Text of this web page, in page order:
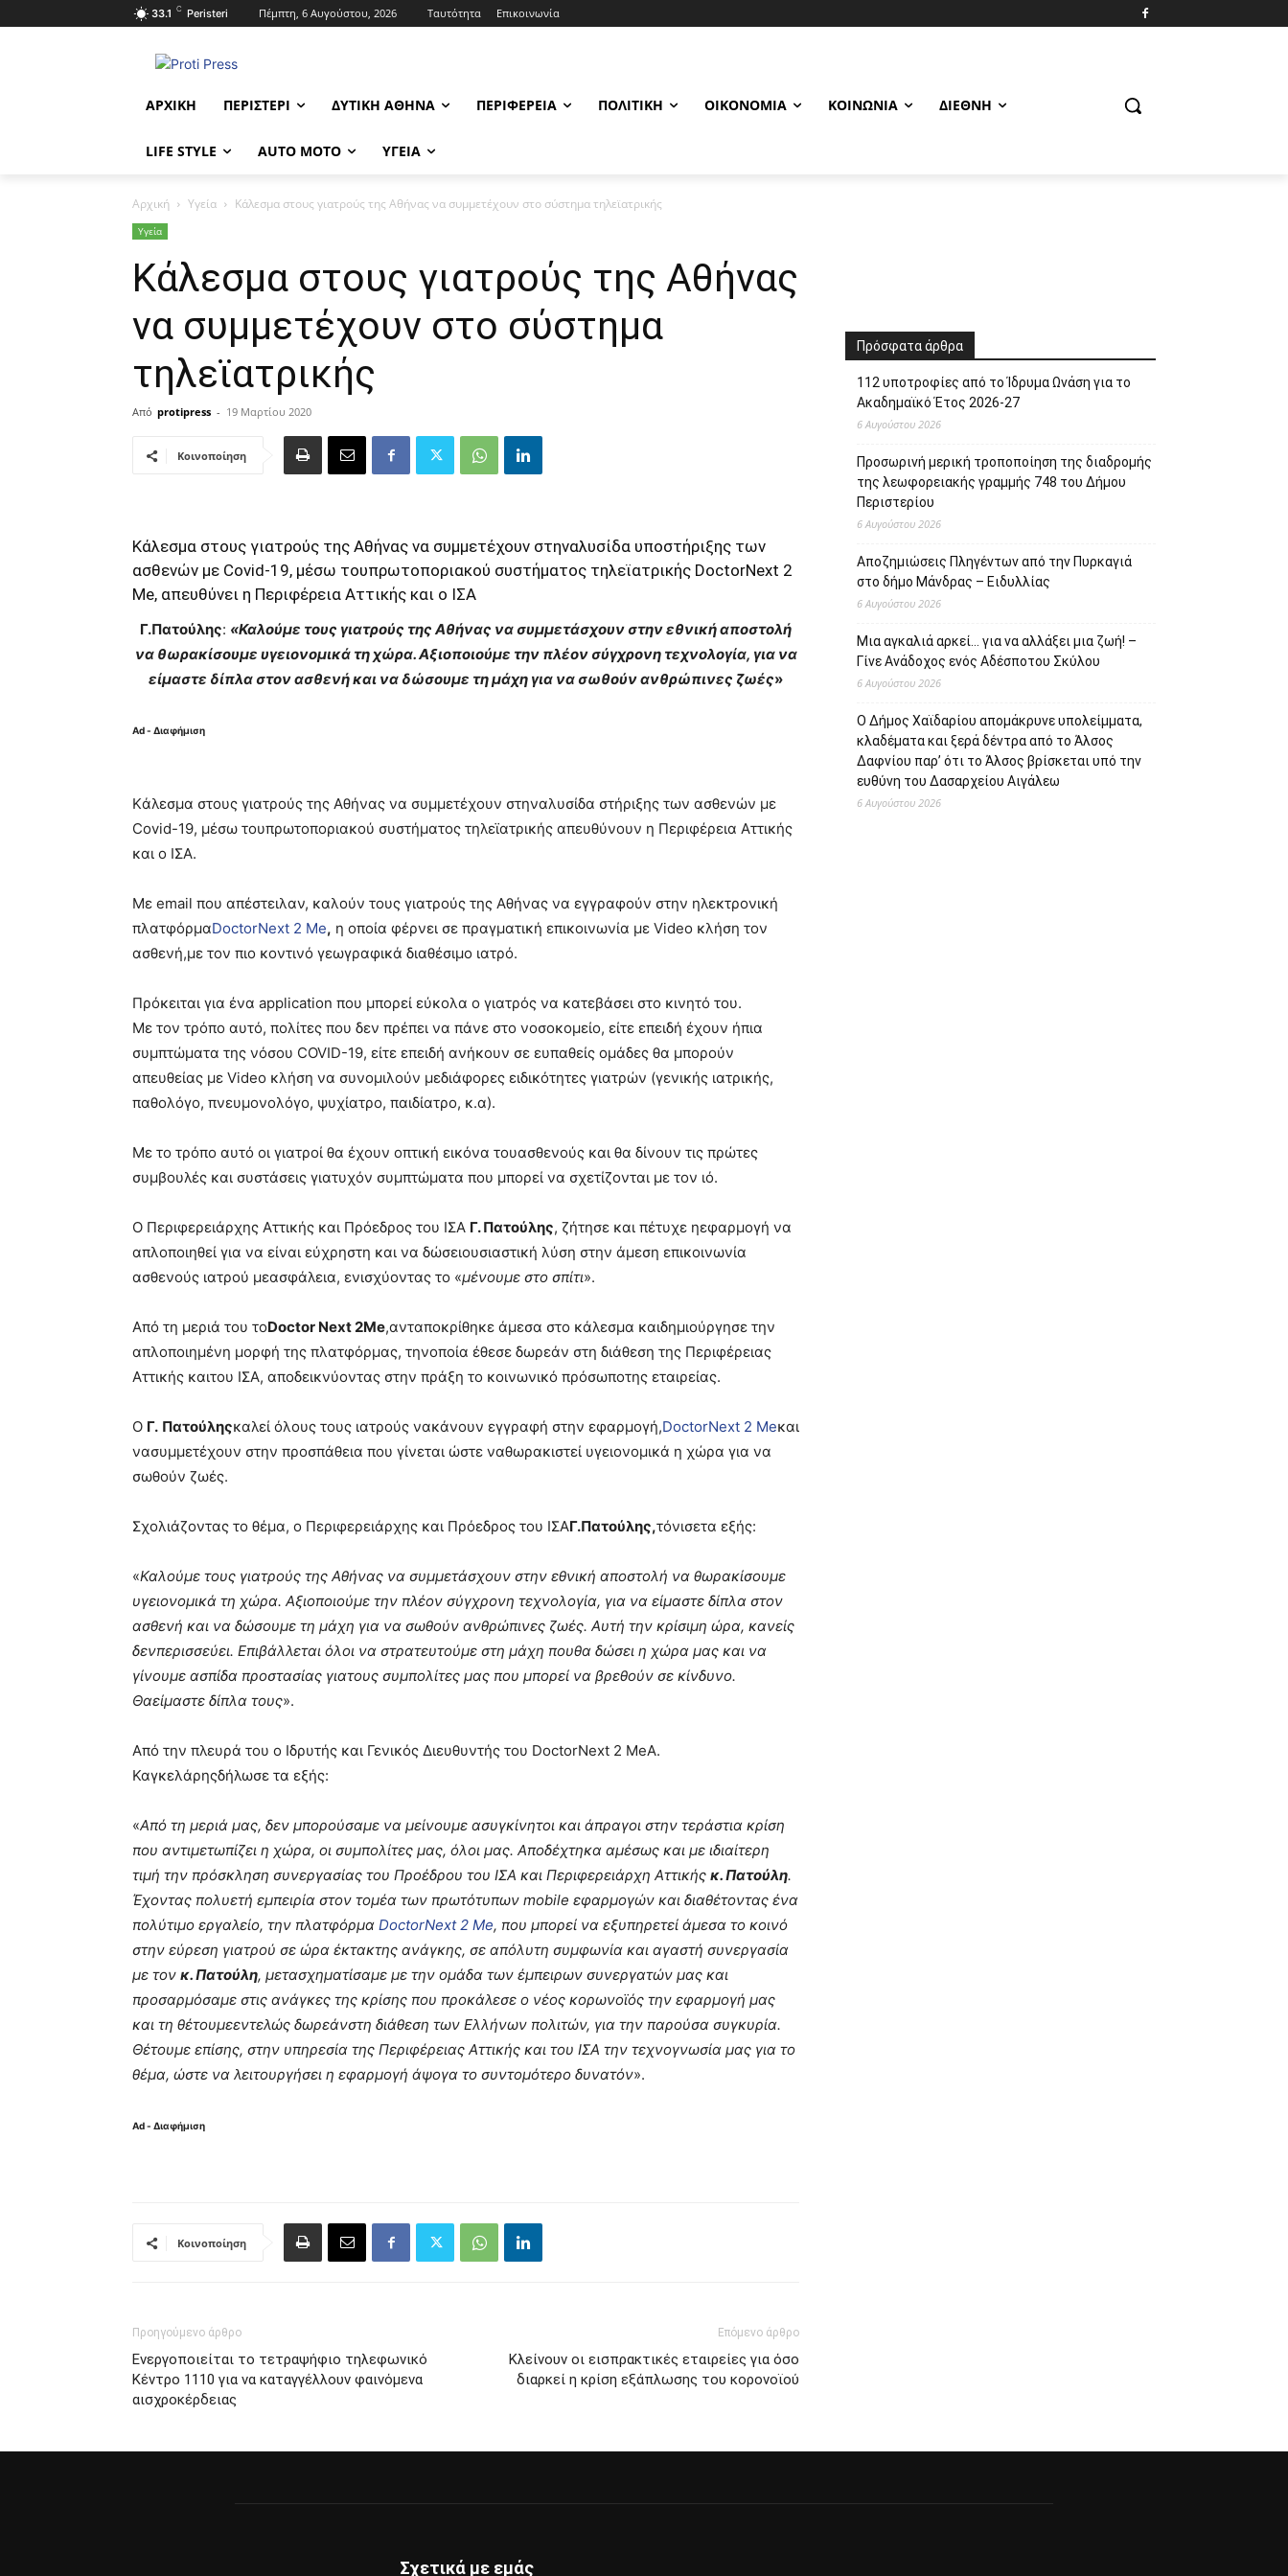
33.1 C Peristeri Πέμπτη, 6 Αυγούστου, 2026 Ταυτότητα Επικοινωνία
ΑΡΧΙΚΉ ΠΕΡΙΣΤΈΡΙ ΔΥΤΙΚΉ ΑΘΉΝΑ ΠΕΡΙΦΈΡΕΙΑ ΠΟΛΙΤΙΚΉ ΟΙΚΟΝΟΜΊΑ ΚΟΙΝΩΝΊΑ ΔΙΕΘΝΉ
LIFE STYLE AUTO MOTO ΥΓΕΊΑ
Αρχική Υγεία Kάλεσμα στους γιατρούς της Αθήνας να συμμετέχουν στο σύστημα τηλεϊατρικής
Υγεία
Kάλεσμα στους γιατρούς της Αθήνας
να συμμετέχουν στο σύστημα
τηλεϊατρικής
Από protipress - 19 Μαρτίου 2020
Κοινοποίηση
Kάλεσμα στους γιατρούς της Αθήνας να συμμετέχουν στηναλυσίδα υποστήριξης των
ασθενών με Covid-19, μέσω τουπρωτοποριακού συστήματος τηλεϊατρικής DoctorNext 2
Me, απευθύνει η Περιφέρεια Αττικής και ο ΙΣΑ
Γ.Πατούλης: «Καλούμε τους γιατρούς της Αθήνας να συμμετάσχουν στην εθνική αποστολή
να θωρακίσουμε υγειονομικά τη χώρα. Αξιοποιούμε την πλέον σύγχρονη τεχνολογία, για να
είμαστε δίπλα στον ασθενή και να δώσουμε τη μάχη για να σωθούν ανθρώπινες ζωές»
Ad - Διαφήμιση
Kάλεσμα στους γιατρούς της Αθήνας να συμμετέχουν στηναλυσίδα στήριξης των ασθενών με
Covid-19, μέσω τουπρωτοποριακού συστήματος τηλεϊατρικής απευθύνουν η Περιφέρεια Αττικής
και ο ΙΣΑ.
Mε email που απέστειλαν, καλούν τους γιατρούς της Αθήνας να εγγραφούν στην ηλεκτρονική
πλατφόρμαDoctorNext 2 Me, η οποία φέρνει σε πραγματική επικοινωνία με Video κλήση τον
ασθενή,με τον πιο κοντινό γεωγραφικά διαθέσιμο ιατρό.
Πρόκειται για ένα application που μπορεί εύκολα ο γιατρός να κατεβάσει στο κινητό του.
Με τον τρόπο αυτό, πολίτες που δεν πρέπει να πάνε στο νοσοκομείο, είτε επειδή έχουν ήπια
συμπτώματα της νόσου COVID-19, είτε επειδή ανήκουν σε ευπαθείς ομάδες θα μπορούν
απευθείας με Video κλήση να συνομιλούν μεδιάφορες ειδικότητες γιατρών (γενικής ιατρικής,
παθολόγο, πνευμονολόγο, ψυχίατρο, παιδίατρο, κ.α).
Με το τρόπο αυτό οι γιατροί θα έχουν οπτική εικόνα τουασθενούς και θα δίνουν τις πρώτες
συμβουλές και συστάσεις γιατυχόν συμπτώματα που μπορεί να σχετίζονται με τον ιό.
Ο Περιφερειάρχης Αττικής και Πρόεδρος του ΙΣΑ Γ. Πατούλης, ζήτησε και πέτυχε ηεφαρμογή να
απλοποιηθεί για να είναι εύχρηστη και να δώσειουσιαστική λύση στην άμεση επικοινωνία
ασθενούς ιατρού μεασφάλεια, ενισχύοντας το «μένουμε στο σπίτι».
Από τη μεριά του τοDoctor Next2Me,ανταποκρίθηκε άμεσα στο κάλεσμα καιδημιούργησε την
απλοποιημένη μορφή της πλατφόρμας, τηνοποία έθεσε δωρεάν στη διάθεση της Περιφέρειας
Αττικής καιτου ΙΣΑ, αποδεικνύοντας στην πράξη το κοινωνικό πρόσωποτης εταιρείας.
Ο Γ. Πατούληςκαλεί όλους τους ιατρούς νακάνουν εγγραφή στην εφαρμογή,DoctorNext 2 Meκαι
νασυμμετέχουν στην προσπάθεια που γίνεται ώστε ναθωρακιστεί υγειονομικά η χώρα για να
σωθούν ζωές.
Σχολιάζοντας το θέμα, ο Περιφερειάρχης και Πρόεδρος του ΙΣΑΓ.Πατούλης,τόνισετα εξής:
«Καλούμε τους γιατρούς της Αθήνας να συμμετάσχουν στην εθνική αποστολή να θωρακίσουμε
υγειονομικά τη χώρα. Αξιοποιούμε την πλέον σύγχρονη τεχνολογία, για να είμαστε δίπλα στον
ασθενή και να δώσουμε τη μάχη για να σωθούν ανθρώπινες ζωές. Αυτή την κρίσιμη ώρα, κανείς
δενπερισσεύει. Επιβάλλεται όλοι να στρατευτούμε στη μάχη πουθα δώσει η χώρα μας και να
γίνουμε ασπίδα προστασίας γιατους συμπολίτες μας που μπορεί να βρεθούν σε κίνδυνο.
Θαείμαστε δίπλα τους».
Από την πλευρά του ο Ιδρυτής και Γενικός Διευθυντής του DoctorNext 2 MeΑ.
Καγκελάρηςδήλωσε τα εξής:
«Από τη μεριά μας, δεν μπορούσαμε να μείνουμε ασυγκίνητοι και άπραγοι στην τεράστια κρίση
που αντιμετωπίζει η χώρα, οι συμπολίτες μας, όλοι μας. Αποδέχτηκα αμέσως και με ιδιαίτερη
τιμή την πρόσκληση συνεργασίας του Προέδρου του ΙΣΑ και Περιφερειάρχη Αττικής κ. Πατούλη.
Έχοντας πολυετή εμπειρία στον τομέα των πρωτότυπων mobile εφαρμογών και διαθέτοντας ένα
πολύτιμο εργαλείο, την πλατφόρμα DoctorNext2 Me, που μπορεί να εξυπηρετεί άμεσα το κοινό
στην εύρεση γιατρού σε ώρα έκτακτης ανάγκης, σε απόλυτη συμφωνία και αγαστή συνεργασία
με τον κ. Πατούλη, μετασχηματίσαμε με την ομάδα των έμπειρων συνεργατών μας και
προσαρμόσαμε στις ανάγκες της κρίσης που προκάλεσε ο νέος κορωνοϊός την εφαρμογή μας
και τη θέτουμεεντελώς δωρεάνστη διάθεση των Ελλήνων πολιτών, για την παρούσα συγκυρία.
Θέτουμε επίσης, στην υπηρεσία της Περιφέρειας Αττικής και του ΙΣΑ την τεχνογνωσία μας για το
θέμα, ώστε να λειτουργήσει η εφαρμογή άψογα το συντομότερο δυνατόν».
Ad - Διαφήμιση
Κοινοποίηση
Προηγούμενο άρθρο
Ενεργοποιείται το τετραψήφιο τηλεφωνικό
Κέντρο 1110 για να καταγγέλλουν φαινόμενα
αισχροκέρδειας
Επόμενο άρθρο
Κλείνουν οι εισπρακτικές εταιρείες για όσο
διαρκεί η κρίση εξάπλωσης του κορονοϊού
Πρόσφατα άρθρα
112 υποτροφίες από το Ίδρυμα Ωνάση για το
Ακαδημαϊκό Έτος 2026-27
6 Αυγούστου 2026
Προσωρινή μερική τροποποίηση της διαδρομής
της λεωφορειακής γραμμής 748 του Δήμου
Περιστερίου
6 Αυγούστου 2026
Αποζημιώσεις Πληγέντων από την Πυρκαγιά
στο δήμο Μάνδρας – Ειδυλλίας
6 Αυγούστου 2026
Μια αγκαλιά αρκεί… για να αλλάξει μια ζωή! –
Γίνε Ανάδοχος ενός Αδέσποτου Σκύλου
6 Αυγούστου 2026
Ο Δήμος Χαϊδαρίου απομάκρυνε υπολείμματα,
κλαδέματα και ξερά δέντρα από το Άλσος
Δαφνίου παρ’ ότι το Άλσος βρίσκεται υπό την
ευθύνη του Δασαρχείου Αιγάλεω
6 Αυγούστου 2026
Σχετικά με εμάς